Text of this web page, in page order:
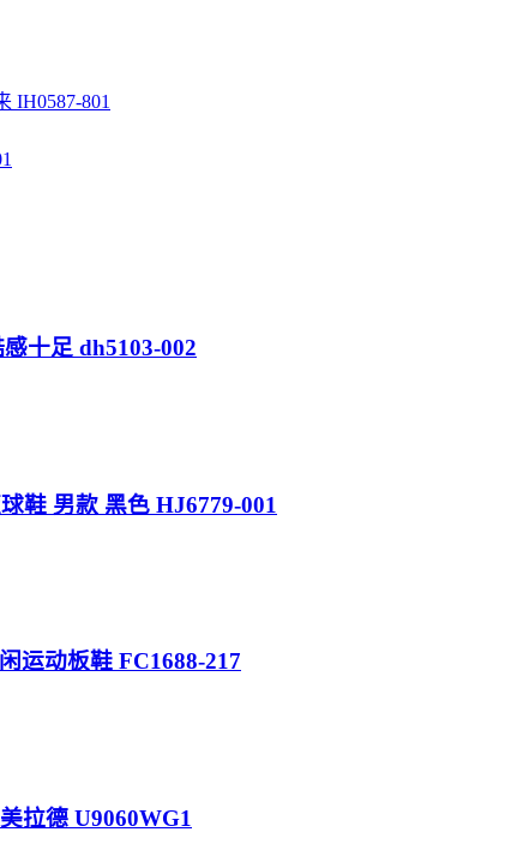
IH0587-801
十足 dh5103-002
鞋 男款 黑色 HJ6779-001
运动板鞋 FC1688-217
拉德 U9060WG1